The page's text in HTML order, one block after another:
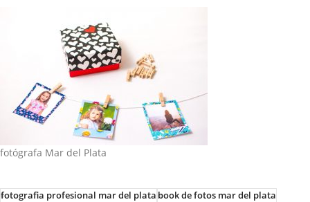
fotógrafa Mar del Plata
fotografia profesional mar del platabook de fotos mar del plata